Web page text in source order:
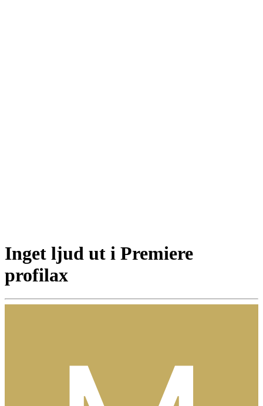
Inget ljud ut i Premiere
profilax